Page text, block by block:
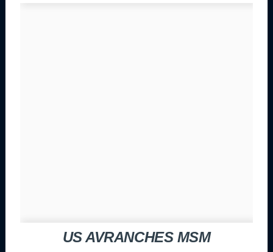
US AVRANCHES MSM